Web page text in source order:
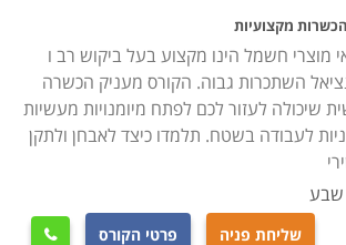
עוברים על מכשירי החשמל הביתיים שלנו;
עם הזמן לזולים יותר, אך עם זאת הם
יותר, ולכן קשים יותר לתיקון. לימודי
חשמל מעניקים את כל הידע הנדרש
באמצעות האפשרות הראשונה, אשר
והחסכונית מבין השתיים.
מקצועיות
מוצרי חשמל הינו מקצוע בעל ביקוש רב ו
השתכרות גבוה. הקורס מעניק הכשרה
שיכולה לעזור לכם לפתח מיומנויות מעשיות
לעבודה בשטח. תלמדו כיצד לאבחן ולתקן
שבע
שליחת פניה פרטי הקורס 